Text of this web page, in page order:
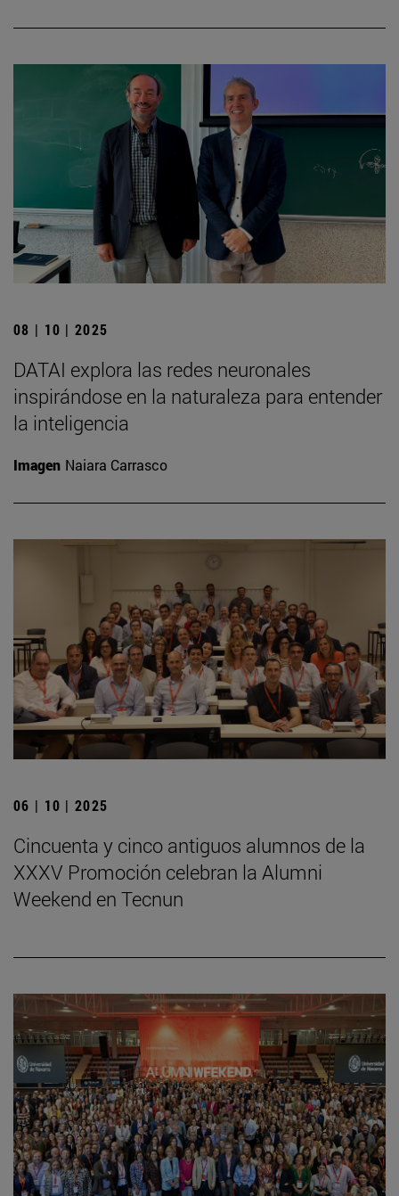
08 | 10 | 2025
DATAI explora las redes neuronales
inspirándose en la naturaleza para entender
la inteligencia
Imagen Naiara Carrasco
06 | 10 | 2025
Cincuenta y cinco antiguos alumnos de la
XXXV Promoción celebran la Alumni
Weekend en Tecnun